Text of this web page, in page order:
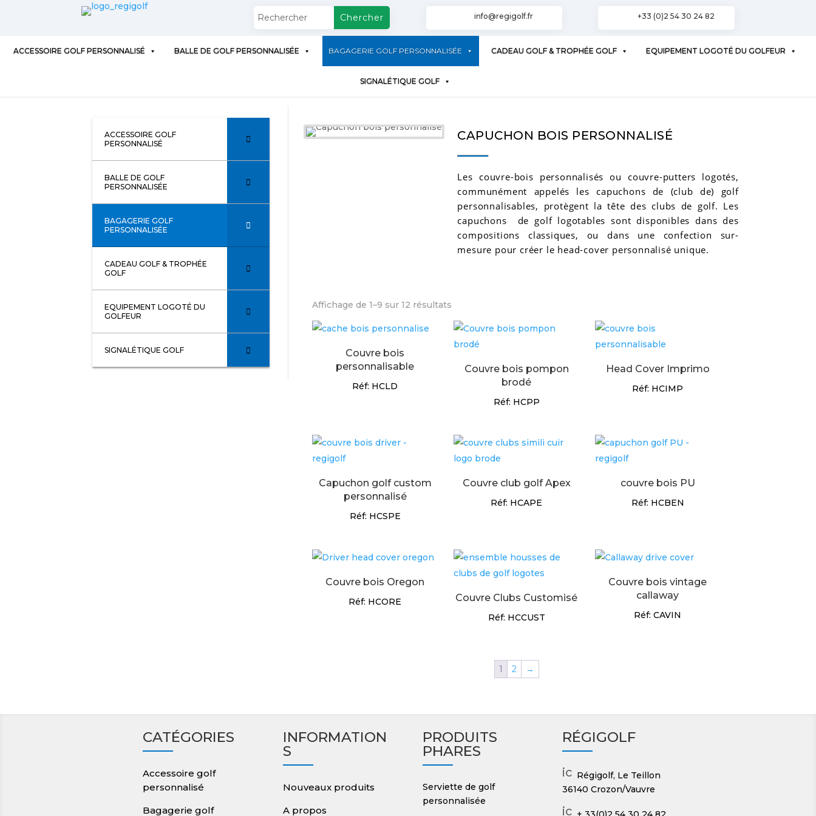
info@regigolf.fr +33 (0)2 54 30 24 82
ACCESSOIRE GOLF PERSONNALISÉ BALLE DE GOLF PERSONNALISÉE BAGAGERIE GOLF PERSONNALISÉE CADEAU GOLF & TROPHÉE GOLF EQUIPEMENT LOGOTÉ DU GOLFEUR
SIGNALÉTIQUE GOLF
ACCESSOIRE GOLF
PERSONNALISÉ
BALLE DE GOLF
PERSONNALISÉE
BAGAGERIE GOLF
PERSONNALISÉE
CADEAU GOLF & TROPHÉE
GOLF
EQUIPEMENT LOGOTÉ DU
GOLFEUR
SIGNALÉTIQUE GOLF
CAPUCHON BOIS PERSONNALISÉ
Les couvre-bois personnalisés ou couvre-putters logotés,
communément appelés les capuchons de (club de) golf
personnalisables, protègent la tête des clubs de golf. Les
capuchons de golf logotables sont disponibles dans des
compositions classiques, ou dans une confection sur-
mesure pour créer le head-cover personnalisé unique.
Affichage de 1–9 sur 12 résultats
Couvre bois
personnalisable
Réf: HCLD
Couvre bois pompon
brodé
Réf: HCPP
Head Cover Imprimo
Réf: HCIMP
Capuchon golf custom
personnalisé
Réf: HCSPE
Couvre club golf Apex
Réf: HCAPE
couvre bois PU
Réf: HCBEN
Couvre bois Oregon
Réf: HCORE Couvre Clubs Customisé
Réf: HCCUST
Couvre bois vintage
callaway
Réf: CAVIN
1 2 →
CATÉGORIES
Accessoire golf
personnalisé
Bagagerie golf
INFORMATION
S
Nouveaux produits
A propos
PRODUITS
PHARES
Serviette de golf
personnalisée
RÉGIGOLF
ic
o
n
_
Régigolf, Le Teillon
36140 Crozon/Vauvre
ic